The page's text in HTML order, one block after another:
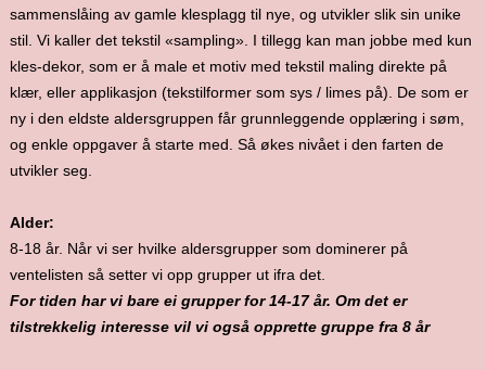
sammenslåing av gamle klesplagg til nye, og utvikler slik sin unike
stil. Vi kaller det tekstil «sampling». I tillegg kan man jobbe med kun
kles-dekor, som er å male et motiv med tekstil maling direkte på
klær, eller applikasjon (tekstilformer som sys / limes på). De som er
ny i den eldste aldersgruppen får grunnleggende opplæring i søm,
og enkle oppgaver å starte med. Så økes nivået i den farten de
utvikler seg.
Alder:
8-18 år. Når vi ser hvilke aldersgrupper som dominerer på
ventelisten så setter vi opp grupper ut ifra det.
For tiden har vi bare ei grupper for 14-17 år. Om det er
tilstrekkelig interesse vil vi også opprette gruppe fra 8 år